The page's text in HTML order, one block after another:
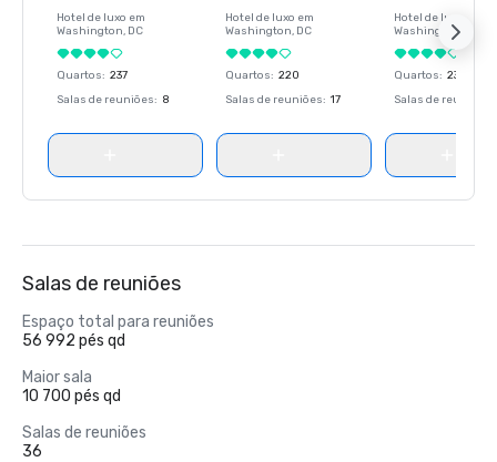
Hotel de luxo em
Washington, DC
Quartos: 237
Salas de reuniões: 8
Hotel de luxo em
Washington, DC
Quartos: 220
Salas de reuniões: 17
Hotel de luxo em
Washington
Quartos: 237
Salas de reuniões
Salas de reuniões
Espaço total para reuniões
56 992 pés qd
Maior sala
10 700 pés qd
Salas de reuniões
36